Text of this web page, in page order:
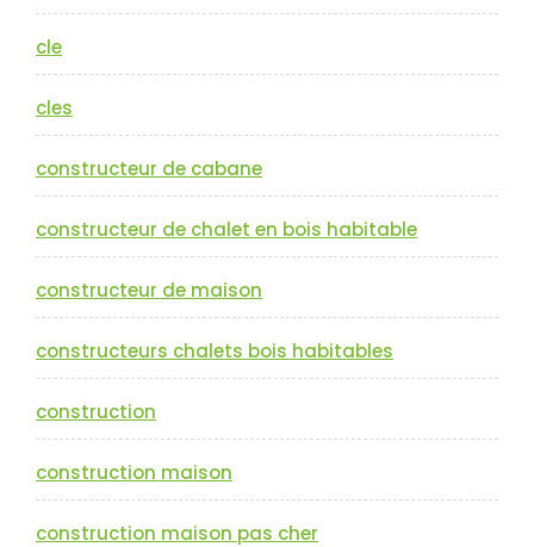
cle
cles
constructeur de cabane
constructeur de chalet en bois habitable
constructeur de maison
constructeurs chalets bois habitables
construction
construction maison
construction maison pas cher